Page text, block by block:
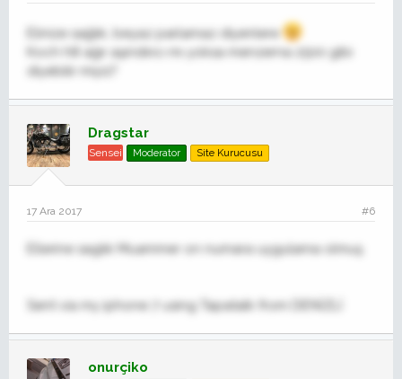
Elinize sağlık, beyaz parlamaz diyenlere
Koch h8 ağır aşındırıcı mı yoksa menzerna 2500 gibi
diyebilir miyiz?
Dragstar
Sensei Moderator Site Kurucusu
17 Ara 2017 #6
Ellerine saglık Muammer on numara uygulama olmuş.
Sent via my iphone 7 using Tapatalk from DENİZLİ
onurçiko